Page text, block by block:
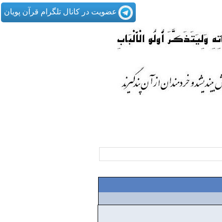
عضویت در کانال تلگرام قرآن پویان